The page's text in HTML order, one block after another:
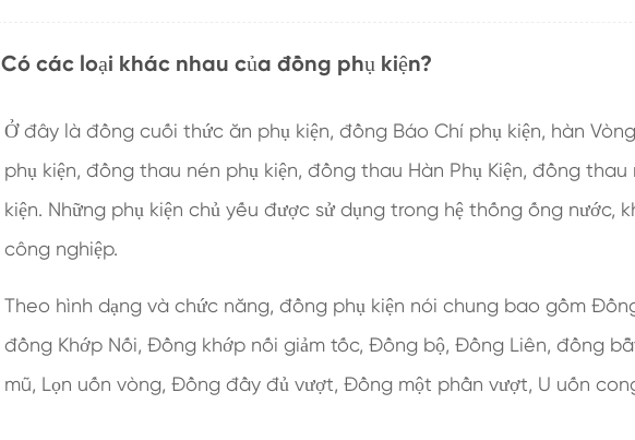
Có các loại khác nhau của đồng phụ kiện?
Ở đây là đồng cuối thức ăn phụ kiện, đồng Báo Chí phụ kiện, hàn
phụ kiện, đồng thau nén phụ kiện, đồng thau Hàn Phụ Kiện, đồng thau
kiện. Những phụ kiện chủ yếu được sử dụng trong hệ thống ống nước,
công nghiệp.
Theo hình dạng và chức năng, đồng phụ kiện nói chung bao gồm
đồng Khớp Nối, Đồng khớp nối giảm tốc, Đồng bộ, Đồng Liên, đồng
mũ, Lọn uốn vòng, Đồng đầy đủ vượt, Đồng một phần vượt, U uốn